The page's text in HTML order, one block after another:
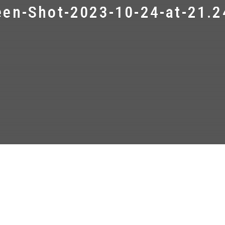
Shot-2023-10-24-at-
LEARN MORE